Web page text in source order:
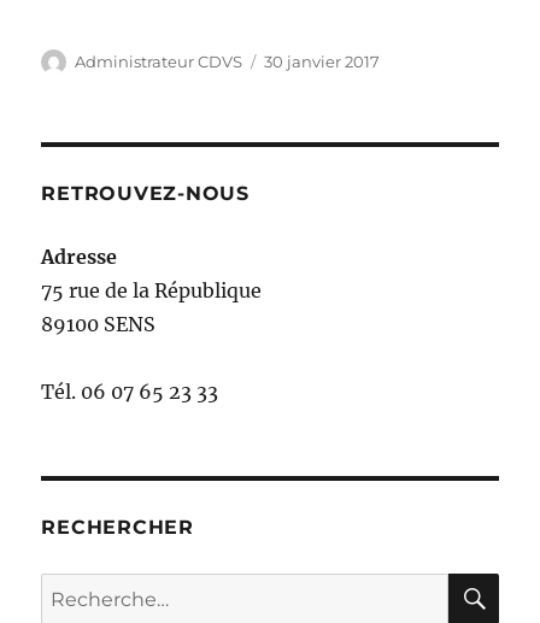
Auteur
Administrateur CDVS
Publié
30 janvier 2017
RETROUVEZ-NOUS
Adresse
75 rue de la République
89100 SENS
Tél. 06 07 65 23 33
RECHERCHER
Recherche